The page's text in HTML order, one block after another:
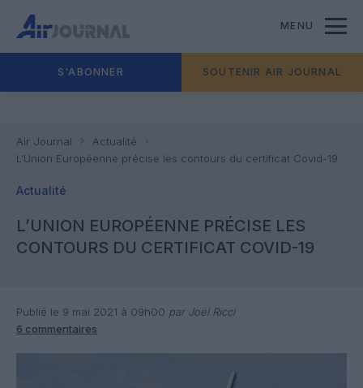
MENU
S'ABONNER SOUTENIR AIR JOURNAL
Air Journal
Actualité
L’Union Européenne précise les contours du certificat Covid-19
Actualité
L’UNION EUROPÉENNE PRÉCISE LES
CONTOURS DU CERTIFICAT COVID-19
Publié le 9 mai 2021 à 09h00 par Joël Ricci
6 commentaires